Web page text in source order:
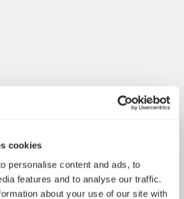
cookies
personalise content and ads, to
features and to analyse our traffic.
about your use of our site with